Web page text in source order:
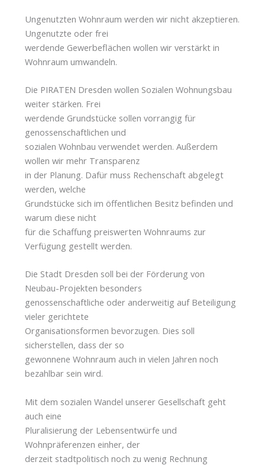
Ungenutzten Wohnraum werden wir nicht akzeptieren.
Ungenutzte oder frei
werdende Gewerbeflächen wollen wir verstärkt in
Wohnraum umwandeln.
Die PIRATEN Dresden wollen Sozialen Wohnungsbau
weiter stärken. Frei
werdende Grundstücke sollen vorrangig für
genossenschaftlichen und
sozialen Wohnbau verwendet werden. Außerdem
wollen wir mehr Transparenz
in der Planung. Dafür muss Rechenschaft abgelegt
werden, welche
Grundstücke sich im öffentlichen Besitz befinden und
warum diese nicht
für die Schaffung preiswerten Wohnraums zur
Verfügung gestellt werden.
Die Stadt Dresden soll bei der Förderung von
Neubau-Projekten besonders
genossenschaftliche oder anderweitig auf Beteiligung
vieler gerichtete
Organisationsformen bevorzugen. Dies soll
sicherstellen, dass der so
gewonnene Wohnraum auch in vielen Jahren noch
bezahlbar sein wird.
Mit dem sozialen Wandel unserer Gesellschaft geht
auch eine
Pluralisierung der Lebensentwürfe und
Wohnpräferenzen einher, der
derzeit stadtpolitisch noch zu wenig Rechnung